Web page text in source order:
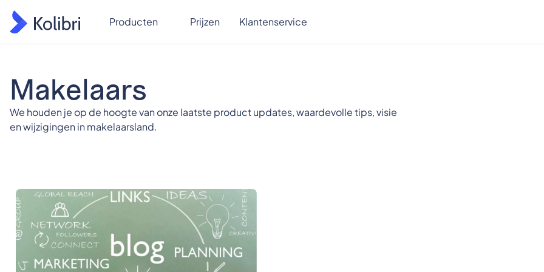
Producten Prijzen Klantenservice
Makelaars
We houden je op de hoogte van onze laatste product updates, waardevolle tips, visie
en wijzigingen in makelaarsland.